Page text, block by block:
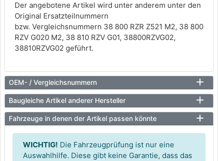
Der angebotene Artikel wird unter anderem unter den
Original Ersatzteilnummern
bzw. Vergleichsnummern 38 800 RZR Z521 M2, 38 800
RZV G020 M2, 38 810 RZV G01, 38800RZVG02,
38810RZVG02 geführt.
OEM- / Vergleichsnummern
Baugleiche Artikel anderer Hersteller
Fahrzeuge in denen der Artikel passen könnte
WICHTIG! Die Fahrzeugprüfung ist nur eine
Auswahlhilfe. Diese gibt keine Garantie, dass das